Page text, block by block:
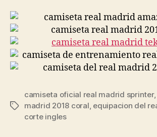
Etiquetas
camiseta oficial real madrid sprinter,
madrid 2018 coral, equipacion del
corte ingles